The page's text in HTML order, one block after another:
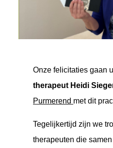
Onze felicitaties gaan
therapeut Heidi
Purmerend met dit
Tegelijkertijd zijn we
therapeuten die